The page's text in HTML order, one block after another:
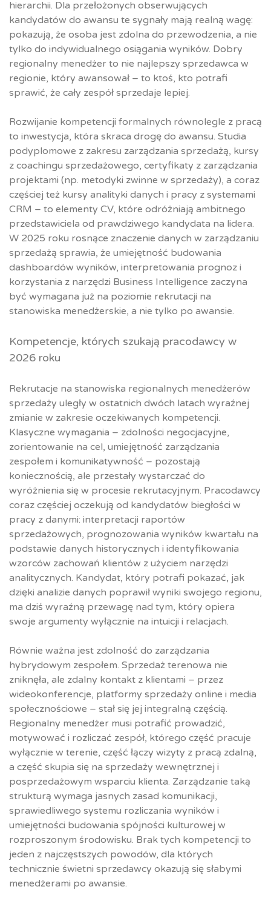
hierarchii. Dla przełożonych obserwujących
kandydatów do awansu te sygnały mają realną wagę:
pokazują, że osoba jest zdolna do przewodzenia, a nie
tylko do indywidualnego osiągania wyników. Dobry
regionalny menedżer to nie najlepszy sprzedawca w
regionie, który awansował – to ktoś, kto potrafi
sprawić, że cały zespół sprzedaje lepiej.
Rozwijanie kompetencji formalnych równolegle z pracą
to inwestycja, która skraca drogę do awansu. Studia
podyplomowe z zakresu zarządzania sprzedażą, kursy
z coachingu sprzedażowego, certyfikaty z zarządzania
projektami (np. metodyki zwinne w sprzedaży), a coraz
częściej też kursy analityki danych i pracy z systemami
CRM – to elementy CV, które odróżniają ambitnego
przedstawiciela od prawdziwego kandydata na lidera.
W 2025 roku rosnące znaczenie danych w zarządzaniu
sprzedażą sprawia, że umiejętność budowania
dashboardów wyników, interpretowania prognoz i
korzystania z narzędzi Business Intelligence zaczyna
być wymagana już na poziomie rekrutacji na
stanowiska menedżerskie, a nie tylko po awansie.
Kompetencje, których szukają pracodawcy w
2026 roku
Rekrutacje na stanowiska regionalnych menedżerów
sprzedaży uległy w ostatnich dwóch latach wyraźnej
zmianie w zakresie oczekiwanych kompetencji.
Klasyczne wymagania – zdolności negocjacyjne,
zorientowanie na cel, umiejętność zarządzania
zespołem i komunikatywność – pozostają
koniecznością, ale przestały wystarczać do
wyróżnienia się w procesie rekrutacyjnym. Pracodawcy
coraz częściej oczekują od kandydatów biegłości w
pracy z danymi: interpretacji raportów
sprzedażowych, prognozowania wyników kwartału na
podstawie danych historycznych i identyfikowania
wzorców zachowań klientów z użyciem narzędzi
analitycznych. Kandydat, który potrafi pokazać, jak
dzięki analizie danych poprawił wyniki swojego regionu,
ma dziś wyraźną przewagę nad tym, który opiera
swoje argumenty wyłącznie na intuicji i relacjach.
Równie ważna jest zdolność do zarządzania
hybrydowym zespołem. Sprzedaż terenowa nie
zniknęła, ale zdalny kontakt z klientami – przez
wideokonferencje, platformy sprzedaży online i media
społecznościowe – stał się jej integralną częścią.
Regionalny menedżer musi potrafić prowadzić,
motywować i rozliczać zespół, którego część pracuje
wyłącznie w terenie, część łączy wizyty z pracą zdalną,
a część skupia się na sprzedaży wewnętrznej i
posprzedażowym wsparciu klienta. Zarządzanie taką
strukturą wymaga jasnych zasad komunikacji,
sprawiedliwego systemu rozliczania wyników i
umiejętności budowania spójności kulturowej w
rozproszonym środowisku. Brak tych kompetencji to
jeden z najczęstszych powodów, dla których
technicznie świetni sprzedawcy okazują się słabymi
menedżerami po awansie.